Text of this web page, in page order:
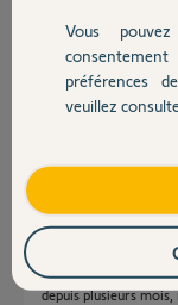
Devis avec
Contact
Bonjour Gilles
Si vous avez une
Bonjour,
J'ai une freebox
en wifi 2.4, donc elle
depuis plusieurs
Vous
préférences
veuillez